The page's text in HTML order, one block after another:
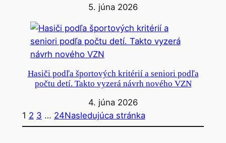
5. júna 2026
Hasiči podľa športových kritérií a seniori podľa
počtu detí. Takto vyzerá návrh nového VZN
4. júna 2026
1 2 3 … 24Nasledujúca stránka